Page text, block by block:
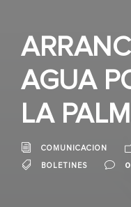
AGUA
LA
COMUNICACION
BOLETINES 0